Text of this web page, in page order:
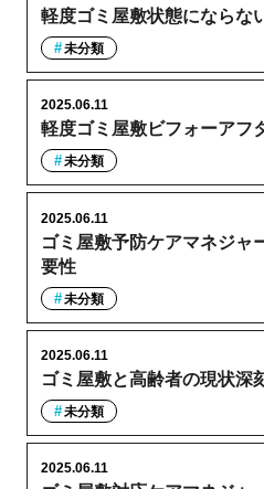
軽度ゴミ屋敷状態にならな
未分類
軽度ゴミ屋敷ビフォーアフ
2025.06.11
未分類
ゴミ屋敷予防ケアマネジャ
要性
2025.06.11
未分類
ゴミ屋敷と高齢者の現状深
2025.06.11
未分類
2025.06.11